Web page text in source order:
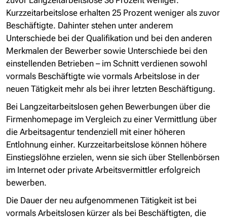
Kurzzeitarbeitslose erhalten 25 Prozent weniger als zuvor
Beschäftigte. Dahinter stehen unter anderem
Unterschiede bei der Qualifikation und bei den anderen
Merkmalen der Bewerber sowie Unterschiede bei den
einstellenden Betrieben – im Schnitt verdienen sowohl
vormals Beschäftigte wie vormals Arbeitslose in der
neuen Tätigkeit mehr als bei ihrer letzten Beschäftigung.
Bei Langzeitarbeitslosen gehen Bewerbungen über die
Firmenhomepage im Vergleich zu einer Vermittlung über
die Arbeitsagentur tendenziell mit einer höheren
Entlohnung einher. Kurzzeitarbeitslose können höhere
Einstiegslöhne erzielen, wenn sie sich über Stellenbörsen
im Internet oder private Arbeitsvermittler erfolgreich
bewerben.
Die Dauer der neu aufgenommenen Tätigkeit ist bei
vormals Arbeitslosen kürzer als bei Beschäftigten, die